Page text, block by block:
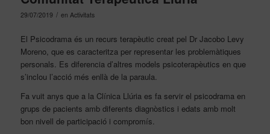
29/07/2019 / en Activitats
El Psicodrama és un recurs terapèutic creat pel Dr Jacobo Levy
Moreno, que es caracteritza per representar les problemàtiques
personals. Es diferencia d’altres models psicoterapèutics en que
s’inclou l’acció més enllà de la paraula.
Fa vuit anys que a la Clínica Llúria es fa servir el psicodrama en
grups de pacients amb diferents diagnòstics i edats amb molt
bon nivell de participació i compromís.